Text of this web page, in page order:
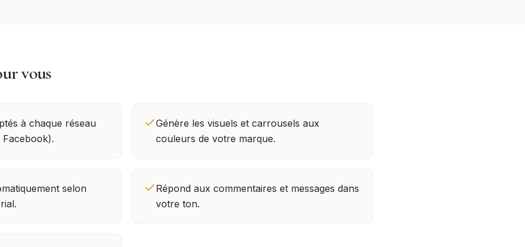
vous
à chaque réseau
Génère les visuels et carrousels aux
couleurs de votre marque.
selon
Répond aux commentaires et messages dans
votre ton.